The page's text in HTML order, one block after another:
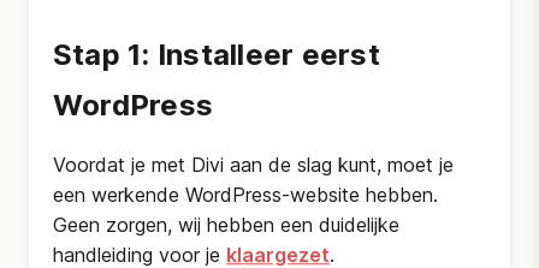
Stap 1: Installeer eerst
WordPress
Voordat je met Divi aan de slag kunt, moet je
een werkende WordPress-website hebben.
Geen zorgen, wij hebben een duidelijke
handleiding voor je klaargezet.​